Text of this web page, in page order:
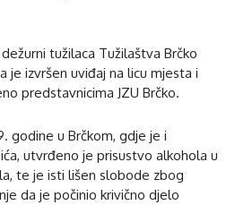
tužilaca Tužilaštva Brčko
je izvršen uviđaj na licu mjesta i
predstavnicima JZU Brčko.
godine u Brčkom, gdje je i
utvrđeno je prisustvo alkohola u
te je isti lišen slobode zbog
da je počinio krivično djelo